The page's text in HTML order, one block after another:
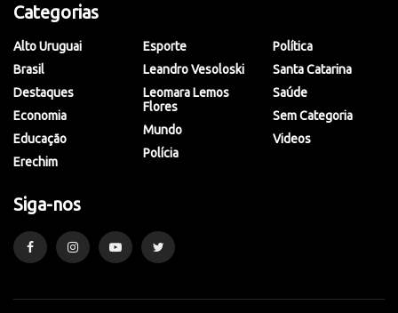
Categorias
Alto Uruguai
Brasil
Destaques
Economia
Educação
Erechim
Esporte
Leandro Vesoloski
Leomara Lemos
Flores
Mundo
Polícia
Política
Santa Catarina
Saúde
Sem Categoria
Videos
Siga-nos